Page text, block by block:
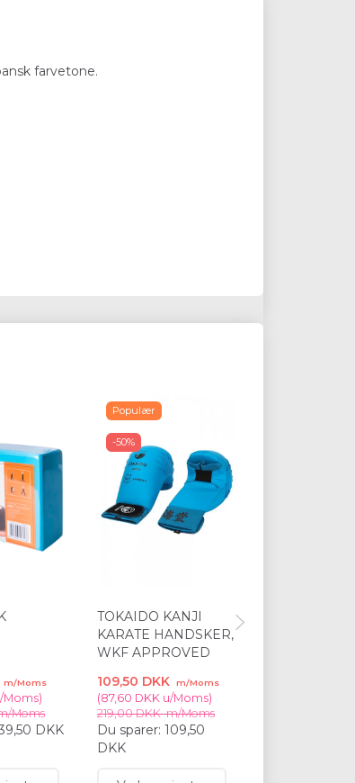
farvetone.
m/Moms
Moms)
Moms
DKK
Populær
-50%
TOKAIDO KANJI
KARATE HANDSKER,
WKF APPROVED
109,50 DKK
m/Moms
(87,60 DKK u/Moms)
219,00 DKKm/Moms
Du sparer: 109,50
DKK